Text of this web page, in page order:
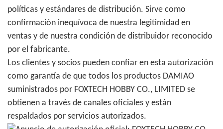
políticas y estándares de distribución. Sirve como
confirmación inequívoca de nuestra legitimidad en
ventas y de nuestra condición de distribuidor reconocido
por el fabricante.
Los clientes y socios pueden confiar en esta autorización
como garantía de que todos los productos DAMIAO
suministrados por FOXTECH HOBBY CO., LIMITED se
obtienen a través de canales oficiales y están
respaldados por servicios autorizados.